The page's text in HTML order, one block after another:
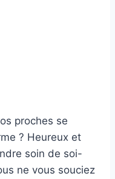
proches se
? Heureux et
soin de soi-
ne vous souciez